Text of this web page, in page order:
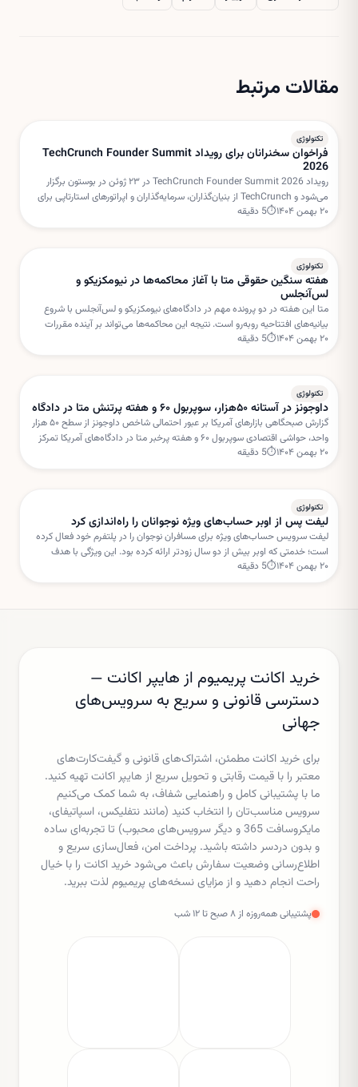
مقالات مرتبط
تکنولوژی
فراخوان سخنرانان برای رویداد TechCrunch Founder Summit
2026
رویداد TechCrunch Founder Summit 2026 در ۲۳ ژوئن در بوستون برگزار
می‌شود و TechCrunch از بنیان‌گذاران، سرمایه‌گذاران و اپراتورهای استارتاپی برای
هدایت میزگردهای تعاملی دعوت کرده است.
۲۰ بهمن ۱۴۰۴ ⏱
5 دقیقه
تکنولوژی
هفته سنگین حقوقی متا با آغاز محاکمه‌ها در نیومکزیکو و
لس‌آنجلس
متا این هفته در دو پرونده مهم در دادگاه‌های نیومکزیکو و لس‌آنجلس با شروع
بیانیه‌های افتتاحیه روبه‌رو است. نتیجه این محاکمه‌ها می‌تواند بر آینده مقررات
شبکه‌های اجتماعی و مسئولیت پلتفرم‌ها تأثیر بگذارد.
۲۰ بهمن ۱۴۰۴ ⏱
5 دقیقه
تکنولوژی
داوجونز در آستانه ۵۰هزار، سوپربول ۶۰ و هفته پرتنش متا در دادگاه
گزارش صبحگاهی بازارهای آمریکا بر عبور احتمالی شاخص داوجونز از سطح ۵۰ هزار
واحد، حواشی اقتصادی سوپربول ۶۰ و هفته پرخبر متا در دادگاه‌های آمریکا تمرکز
دارد. این تحولات می‌تواند مسیر سهام فناوری را در کوتاه‌مدت تحت تأثیر قرار دهد.
۲۰ بهمن ۱۴۰۴ ⏱
5 دقیقه
تکنولوژی
لیفت پس از اوبر حساب‌های ویژه نوجوانان را راه‌اندازی کرد
لیفت سرویس حساب‌های ویژه برای مسافران نوجوان را در پلتفرم خود فعال کرده
است؛ خدمتی که اوبر بیش از دو سال زودتر ارائه کرده بود. این ویژگی با هدف
افزایش امنیت و نظارت والدین طراحی شده است.
۲۰ بهمن ۱۴۰۴ ⏱
5 دقیقه
خرید اکانت پریمیوم از هایپر اکانت —
دسترسی قانونی و سریع به سرویس‌های
جهانی
برای خرید اکانت مطمئن، اشتراک‌های قانونی و گیفت‌کارت‌های
معتبر را با قیمت رقابتی و تحویل سریع از هایپر اکانت تهیه کنید.
ما با پشتیبانی کامل و راهنمایی شفاف، به شما کمک می‌کنیم
سرویس مناسب‌تان را انتخاب کنید (مانند نتفلیکس، اسپاتیفای،
مایکروسافت 365 و دیگر سرویس‌های محبوب) تا تجربه‌ای ساده
و بدون دردسر داشته باشید. پرداخت امن، فعال‌سازی سریع و
اطلاع‌رسانی وضعیت سفارش باعث می‌شود خرید اکانت را با خیال
راحت انجام دهید و از مزایای نسخه‌های پریمیوم لذت ببرید.
پشتیبانی همه‌روزه از ۸ صبح تا ۱۲ شب